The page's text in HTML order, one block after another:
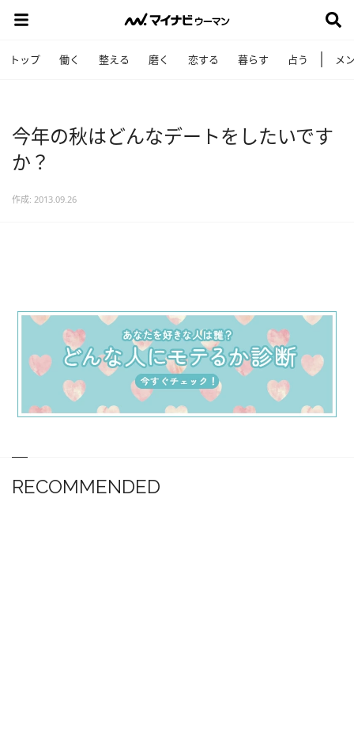
トップ 働く 整える 磨く 恋する 暮らす 占う メ
今年の秋はどんなデートをしたいです
か？
作成: 2013.09.26
RECOMMENDED